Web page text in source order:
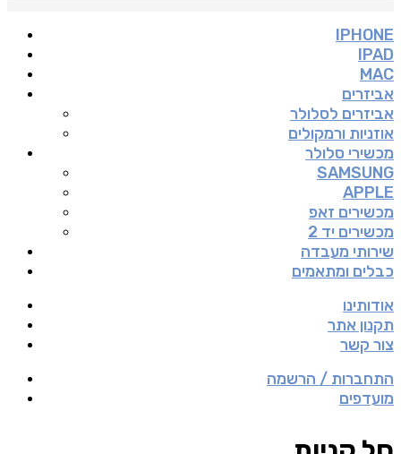
IPHONE
IPAD
MAC
אביזרים
אביזרים לסלולר
אוזניות ורמקולים
מכשירי סלולר
SAMSUNG
APPLE
מכשירים זאפ
מכשירים יד 2
שירותי מעבדה
כבלים ומתאמים
אודותינו
תקנון אתר
צור קשר
התחברות / הרשמה
מועדפים